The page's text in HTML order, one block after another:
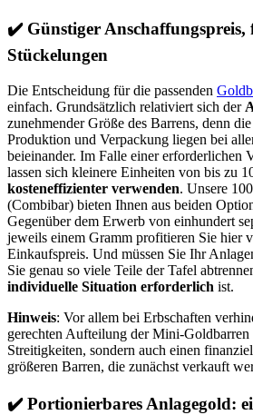
✔️Günstiger Anschaffungspreis,
Stückelungen
Die Entscheidung für die passenden
einfach. Grundsätzlich relativiert sich der
zunehmender Größe des Barrens, denn
Produktion und Verpackung liegen bei
beieinander. Im Falle einer erforderlichen
lassen sich kleinere Einheiten von bis zu
kosteneffizienter verwenden. Unsere
(Combibar) bieten Ihnen aus beiden
Gegenüber dem Erwerb von einhundert
jeweils einem Gramm profitieren Sie hier
Einkaufspreis. Und müssen Sie Ihr
Sie genau so viele Teile der Tafel
individuelle Situation erforderlich ist.
Hinweis: Vor allem bei Erbschaften
gerechten Aufteilung der Mini-
Streitigkeiten, sondern auch einen
größeren Barren, die zunächst verkauft
✔️Portionierbares Anlagegold: